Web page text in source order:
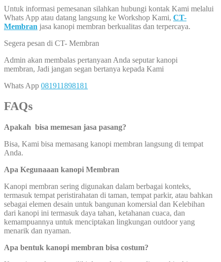
Untuk informasi pemesanan silahkan hubungi kontak Kami melalui
Whats App atau datang langsung ke Workshop Kami, CT-
Membran jasa kanopi membran berkualitas dan terpercaya.
Segera pesan di CT- Membran
Admin akan membalas pertanyaan Anda seputar kanopi
membran, Jadi jangan segan bertanya kepada Kami
Whats App 081911898181
FAQs
Apakah bisa memesan jasa pasang?
Bisa, Kami bisa memasang kanopi membran langsung di tempat
Anda.
Apa Kegunaaan kanopi Membran
Kanopi membran sering digunakan dalam berbagai konteks,
termasuk tempat peristirahatan di taman, tempat parkir, atau bahkan
sebagai elemen desain untuk bangunan komersial dan Kelebihan
dari kanopi ini termasuk daya tahan, ketahanan cuaca, dan
kemampuannya untuk menciptakan lingkungan outdoor yang
menarik dan nyaman.
Apa bentuk kanopi membran bisa costum?